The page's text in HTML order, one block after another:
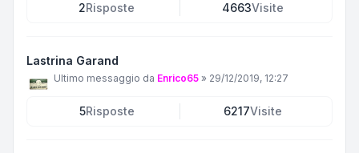
2Risposte 4663Visite
Lastrina Garand
Ultimo messaggio da Enrico65 » 29/12/2019, 12:27
5Risposte 6217Visite